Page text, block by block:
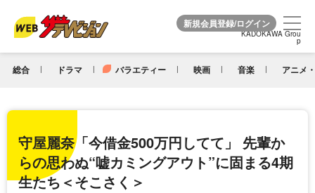
KADOKAWA Grou
p
総合 ドラマ バラエティー 映画 音楽 アニメ
KADOKAWA Grou
p
守屋麗奈「今借金500万円してて」 先輩か
らの思わぬ“嘘カミングアウト”に固まる4期
生たち＜そこさく＞